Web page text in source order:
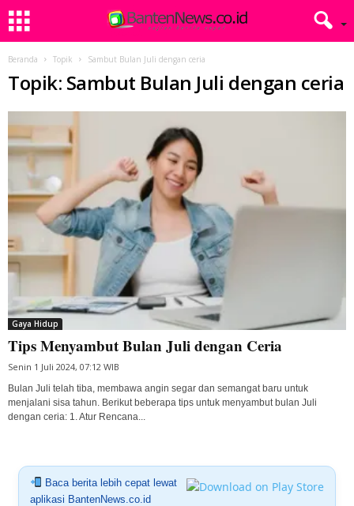
Beranda Topik Sambut Bulan Juli dengan ceria
Topik: Sambut Bulan Juli dengan ceria
Gaya Hidup
Tips Menyambut Bulan Juli dengan Ceria
Senin 1 Juli 2024, 07:12 WIB
Bulan Juli telah tiba, membawa angin segar dan semangat baru untuk
menjalani sisa tahun. Berikut beberapa tips untuk menyambut bulan Juli
dengan ceria: 1. Atur Rencana...
Baca berita lebih cepat lewat
aplikasi BantenNews.co.id